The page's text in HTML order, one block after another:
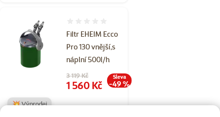
Filtr EHEIM Ecco
Pro 130 vnější,s
náplní 500l/h
Původní cena
3 119 Kč
Cena
1 560 Kč
Sleva
-49 %
💥 Výprodej